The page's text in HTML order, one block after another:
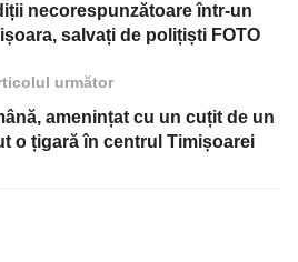
necorespunzătoare într-un
salvați de polițiști FOTO
următor
amenințat cu un cuțit de un
o țigară în centrul Timișoarei